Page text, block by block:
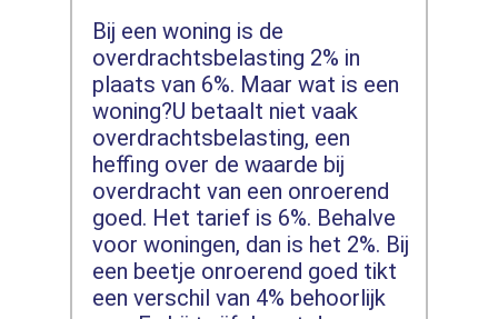
Bij een woning is de
overdrachtsbelasting 2% in
plaats van 6%. Maar wat is een
woning?U betaalt niet vaak
overdrachtsbelasting, een
heffing over de waarde bij
overdracht van een onroerend
goed. Het tarief is 6%. Behalve
voor woningen, dan is het 2%. Bij
een beetje onroerend goed tikt
een verschil van 4% behoorlijk